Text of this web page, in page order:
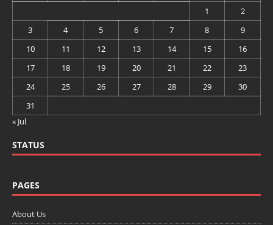
1
2
3
4 5 6 7 8
9
10
11 12 13 14 15
16
17
18 19 20 21 22
23
24
25 26 27 28 29
30
31
« Jul
STATUS
PAGES
About Us